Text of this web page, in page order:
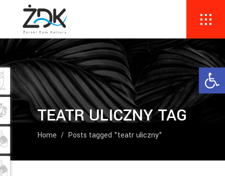
TEATR ULICZNY TAG
Home / Posts tagged "teatr uliczny"